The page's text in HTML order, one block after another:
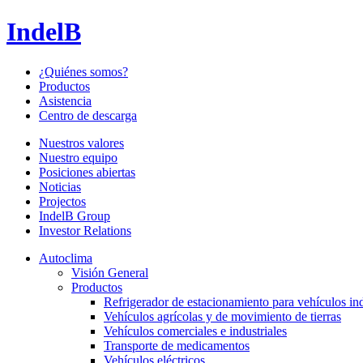
IndelB
¿Quiénes somos?
Productos
Asistencia
Centro de descarga
Nuestros valores
Nuestro equipo
Posiciones abiertas
Noticias
Projectos
IndelB Group
Investor Relations
Autoclima
Visión General
Productos
Refrigerador de estacionamiento para vehículos
Vehículos agrícolas y de movimiento de tierras
Vehículos comerciales e industriales
Transporte de medicamentos
Vehículos eléctricos